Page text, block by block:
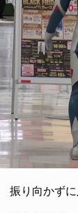
振り向かずに